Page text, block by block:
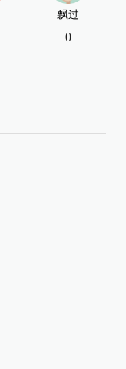
飘过
0